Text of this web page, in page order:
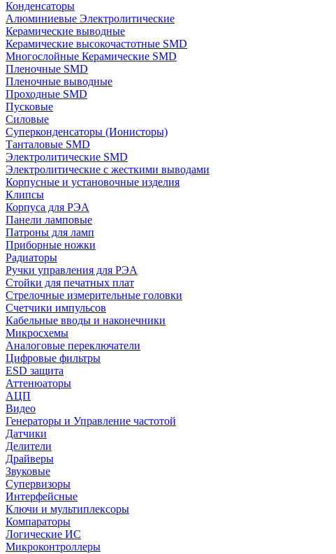
Конденсаторы
Алюминиевые Электролитические
Керамические выводные
Керамические высокочастотные SMD
Многослойные Керамические SMD
Пленочные SMD
Пленочные выводные
Проходные SMD
Пусковые
Силовые
Суперконденсаторы (Ионисторы)
Танталовые SMD
Электролитические SMD
Электролитические с жесткими выводами
Корпусные и установочные изделия
Клипсы
Корпуса для РЭА
Панели ламповые
Патроны для ламп
Приборные ножки
Радиаторы
Ручки управления для РЭА
Стойки для печатных плат
Стрелочные измерительные головки
Счетчики импульсов
Кабельные вводы и наконечники
Микросхемы
Аналоговые переключатели
Цифровые фильтры
ESD защита
Аттенюаторы
АЦП
Видео
Генераторы и Управление частотой
Датчики
Делители
Драйверы
Звуковые
Супервизоры
Интерфейсные
Ключи и мультиплексоры
Компараторы
Логические ИС
Микроконтроллеры